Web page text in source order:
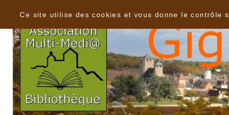
Ce site utilise des cookies et vous donne le contrôle